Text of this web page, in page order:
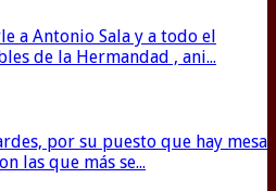
a Antonio Sala y a todo el
de la Hermandad , ani...
por su puesto que hay mesa
las que más se...